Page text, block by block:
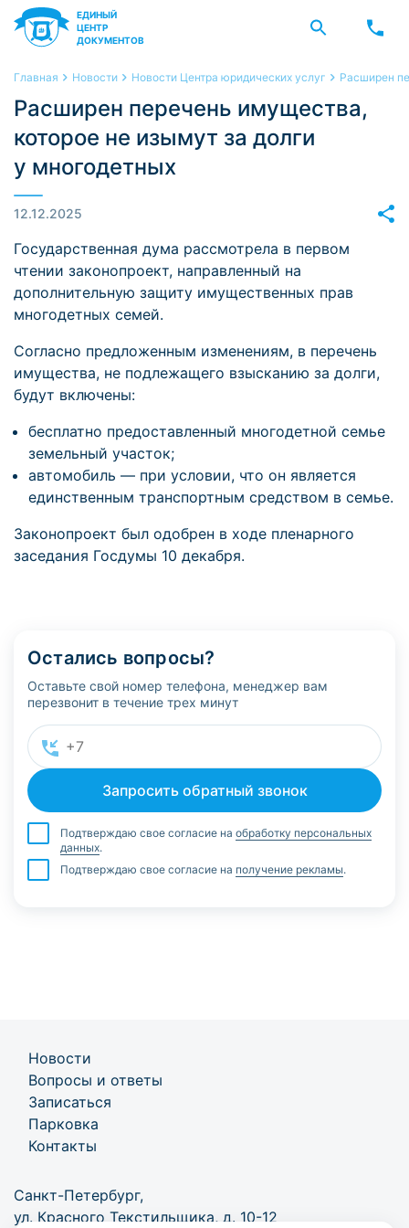
ЕДИНЫЙ
ЦЕНТР
ДОКУМЕНТОВ
Главная Новости Новости Центра юридических услуг Расширен
Расширен перечень имущества,
которое не изымут за долги
у многодетных
12.12.2025
Государственная дума рассмотрела в первом
чтении законопроект, направленный на
дополнительную защиту имущественных прав
многодетных семей.
Согласно предложенным изменениям, в перечень
имущества, не подлежащего взысканию за долги,
будут включены:
бесплатно предоставленный многодетной семье
земельный участок;
автомобиль — при условии, что он является
единственным транспортным средством в семье.
Законопроект был одобрен в ходе пленарного
заседания Госдумы 10 декабря.
Остались вопросы?
Оставьте свой номер телефона, менеджер вам
перезвонит в течение трех минут
Подтверждаю свое согласие на обработку персональных
данных.
Подтверждаю свое согласие на получение рекламы.
Новости
Вопросы и ответы
Записаться
Парковка
Контакты
Санкт-Петербург,
ул. Красного Текстильщика, д. 10-12